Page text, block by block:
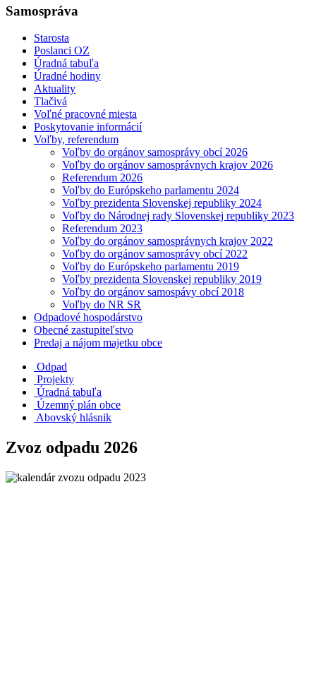
Samospráva
Starosta
Poslanci OZ
Úradná tabuľa
Úradné hodiny
Aktuality
Tlačivá
Voľné pracovné miesta
Poskytovanie informácií
Voľby, referendum
Voľby do orgánov samosprávy obcí 2026
Voľby do orgánov samosprávnych krajov 2026
Referendum 2026
Voľby do Európskeho parlamentu 2024
Voľby prezidenta Slovenskej republiky 2024
Voľby do Národnej rady Slovenskej republiky 2023
Referendum 2023
Voľby do orgánov samosprávnych krajov 2022
Voľby do orgánov samosprávy obcí 2022
Voľby do Európskeho parlamentu 2019
Voľby prezidenta Slovenskej republiky 2019
Voľby do orgánov samospávy obcí 2018
Voľby do NR SR
Odpadové hospodárstvo
Obecné zastupiteľstvo
Predaj a nájom majetku obce
Odpad
Projekty
Úradná tabuľa
Územný plán obce
Abovský hlásnik
Zvoz odpadu 2026